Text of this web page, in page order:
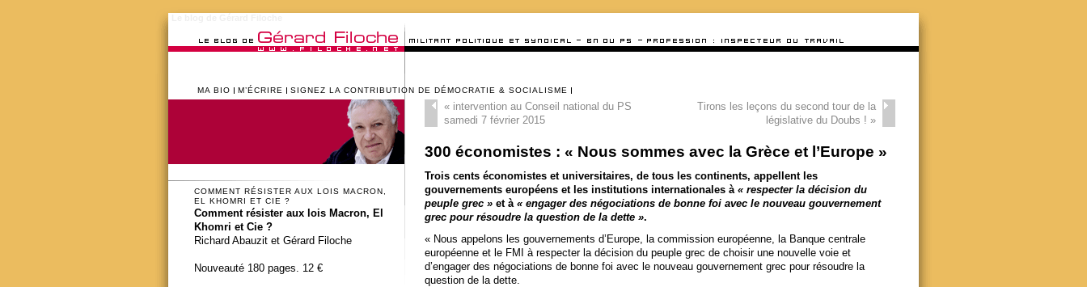
MA BIO M’ÉCRIRE SIGNEZ LA CONTRIBUTION DE DÉMOCRATIE & SOCIALISME
«intervention au Conseil national du PS
samedi 7 février 2015
Tirons les leçons du second tour de la
législative du Doubs !»
300 économistes : « Nous sommes avec la Grèce et l’Europe »
Trois cents économistes et universitaires, de tous les continents, appellent les
gouvernements européens et les institutions internationales à « respecter la décision du
peuple grec »et à « engager des négociations de bonne foi avec le nouveau gouvernement
grec pour résoudre la question de la dette ».
« Nous appelons les gouvernements d’Europe, la commission européenne, la Banque centrale
européenne et le FMI à respecter la décision du peuple grec de choisir une nouvelle voie et
d’engager des négociations de bonne foi avec le nouveau gouvernement grec pour résoudre la
question de la dette.
COMMENT RÉSISTER AUX LOIS MACRON,
EL KHOMRI ET CIE ?
Comment résister aux lois Macron, El
Khomri et Cie ?
Richard Abauzit et Gérard Filoche
Nouveauté 180 pages. 12 €